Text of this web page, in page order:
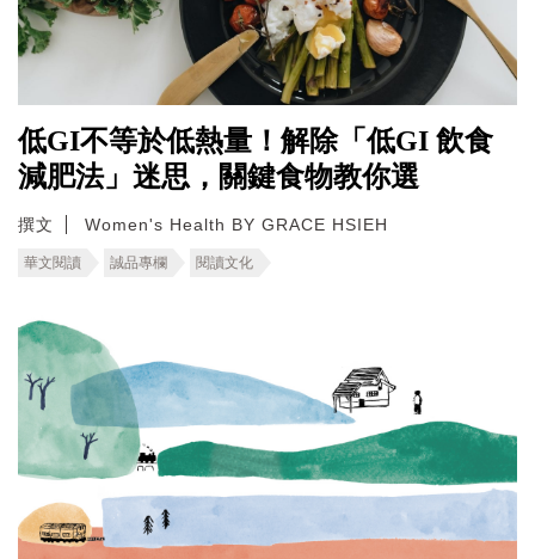
低GI不等於低熱量！解除「低GI 飲食
減肥法」迷思，關鍵食物教你選
撰文 Women's Health BY GRACE HSIEH
華文閱讀 誠品專欄 閱讀文化